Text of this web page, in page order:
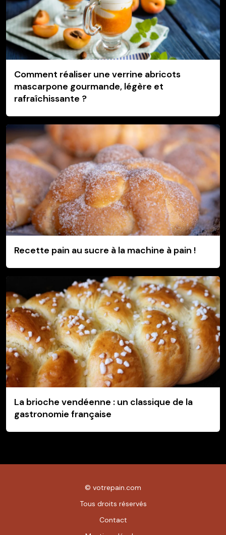
Comment réaliser une verrine abricots
mascarpone gourmande, légère et
rafraîchissante ?
Recette pain au sucre à la machine à pain !
La brioche vendéenne : un classique de la
gastronomie française
© votrepain.com
Tous droits réservés
Contact